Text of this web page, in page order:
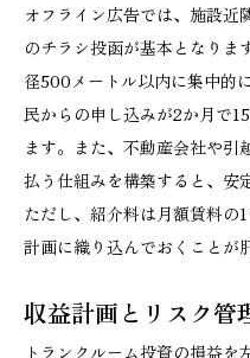
オフライン広告では、施設近
のチラシ投函が基本となりま
径500メートル以内に集中的
民からの申し込みが2か月で
ます。また、不動産会社や引
払う仕組みを構築すると、安
ただし、紹介料は月額賃料の
計画に織り込んでおくことが
収益計画とリスク管
トランクルーム投資の損益を